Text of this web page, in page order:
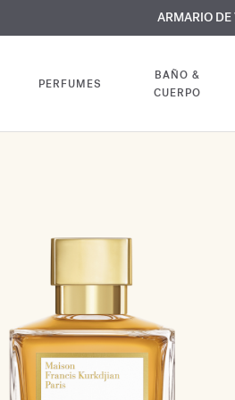
EXCLUSIVO |
GRABADO GRATUITO | En
ARMARIO
PERFUMES
BAÑO &
CUERPO